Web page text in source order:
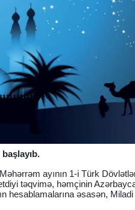
ayının 1-i Türk
təqvimə, həmçinin
hesablamalarına əsasən,